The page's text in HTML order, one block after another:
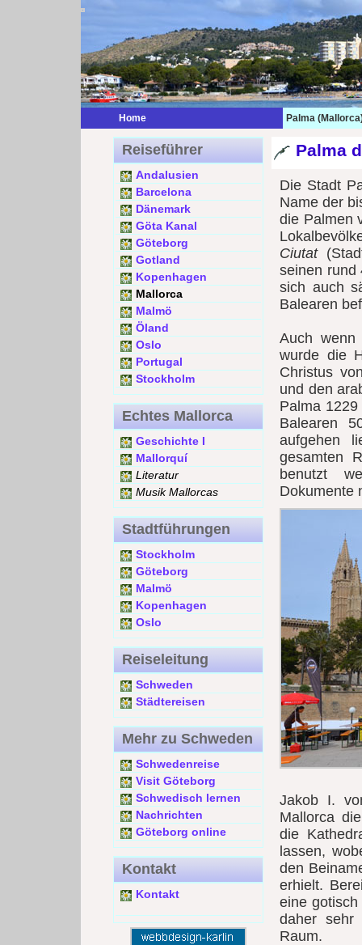
Home Palma
Reiseführer
Andalusien
Barcelona
Dänemark
Göta Kanal
Göteborg
Gotland
Kopenhagen
Mallorca
Malmö
Öland
Oslo
Portugal
Stockholm
Echtes Mallorca
Geschichte I
Mallorquí
Literatur
Musik Mallorcas
Stadtführungen
Stockholm
Göteborg
Malmö
Kopenhagen
Oslo
Reiseleitung
Schweden
Städtereisen
Mehr zu Schweden
Schwedenreise
Visit Göteborg
Schwedisch lernen
Nachrichten
Göteborg online
Kontakt
Kontakt
Palma
Die Stadt
Name der
die Palmen
Ciutat
seinen rund
sich auch
Balearen
Auch
wurde die
Christus
und den
Palma
Balearen
aufgehen
gesamten
benutzt
Dokumente
Jakob I.
Mallorca
die
lassen,
den
erhielt.
eine
daher sehr
Raum.